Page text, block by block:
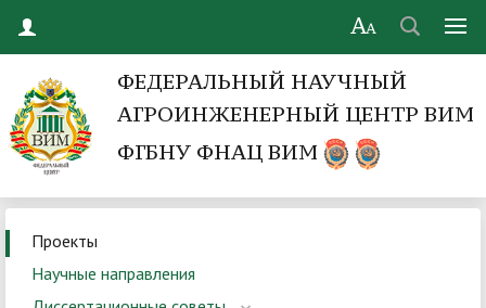
ФЕДЕРАЛЬНЫЙ НАУЧНЫЙ
АГРОИНЖЕНЕРНЫЙ ЦЕНТР ВИМ
ФГБНУ ФНАЦ ВИМ
Проекты
Научные направления